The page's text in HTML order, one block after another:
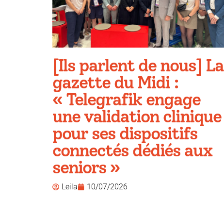
[Ils parlent de nous] La
gazette du Midi :
« Telegrafik engage
une validation clinique
pour ses dispositifs
connectés dédiés aux
seniors »
Leila 10/07/2026